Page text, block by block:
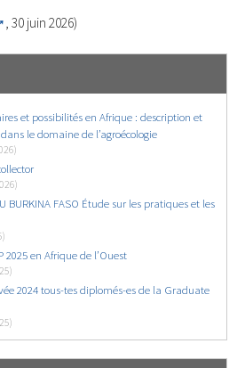
, 30 juin 2026)
et possibilités en Afrique : description et
le domaine de l’agroécologie
BURKINA FASO Étude sur les pratiques et les
en Afrique de l’Ouest
2024 tous-tes diplomés-es de la Graduate